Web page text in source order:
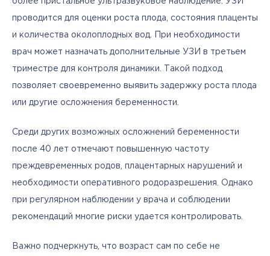
проводится для оценки роста плода, состояния плаценты
и количества околоплодных вод. При необходимости
врач может назначать дополнительные УЗИ в третьем
триместре для контроля динамики. Такой подход
позволяет своевременно выявить задержку роста плода
или другие осложнения беременности.
Среди других возможных осложнений беременности
после 40 лет отмечают повышенную частоту
преждевременных родов, плацентарных нарушений и
необходимости оперативного родоразрешения. Однако
при регулярном наблюдении у врача и соблюдении
рекомендаций многие риски удается контролировать.
Важно подчеркнуть, что возраст сам по себе не